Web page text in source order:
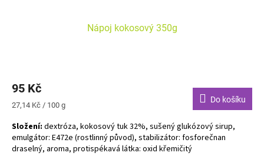
Nápoj kokosový 350g
95 Kč
Měrná
27,14 Kč / 100 g
Do košíku
Složení: dextróza, kokosový tuk 32%, sušený glukózový sirup,
emulgátor: E472e (rostlinný původ), stabilizátor: fosforečnan
draselný, aroma, protispékavá látka: oxid křemičitý